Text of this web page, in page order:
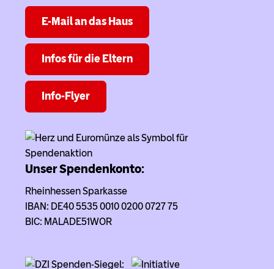
E-Mail an das Haus
Infos für die Eltern
Info-Flyer
Unser Spendenkonto:
Rheinhessen Sparkasse
IBAN: DE40 5535 0010 0200 0727 75
BIC: MALADE51WOR